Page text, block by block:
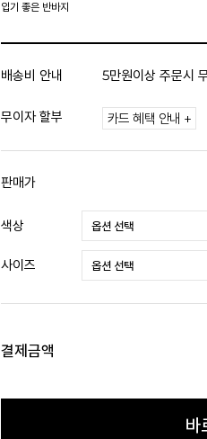
입기 좋은 반바지
배송비 안내 5만원이상 주문시
무이자 할부 카드 혜택 안내 +
판매가
색상
사이즈
결제금액
바